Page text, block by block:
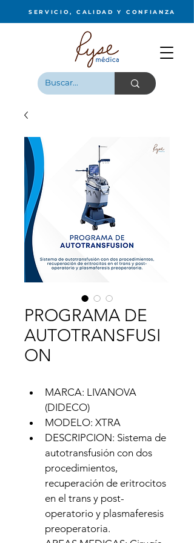
SERVICIO, CALIDAD Y CONFIANZA
PROGRAMA DE
AUTOTRANSFUSI
ON
MARCA: LIVANOVA
(DIDECO)
MODELO: XTRA
DESCRIPCION: Sistema de
autotransfusión con dos
procedimientos,
recuperación de eritrocitos
en el trans y post-
operatorio y plasmaferesis
preoperatoria.